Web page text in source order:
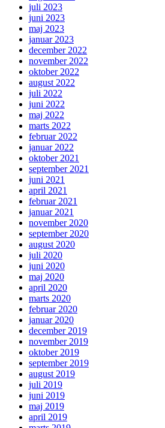
juli 2023
juni 2023
maj 2023
januar 2023
december 2022
november 2022
oktober 2022
august 2022
juli 2022
juni 2022
maj 2022
marts 2022
februar 2022
januar 2022
oktober 2021
september 2021
juni 2021
april 2021
februar 2021
januar 2021
november 2020
september 2020
august 2020
juli 2020
juni 2020
maj 2020
april 2020
marts 2020
februar 2020
januar 2020
december 2019
november 2019
oktober 2019
september 2019
august 2019
juli 2019
juni 2019
maj 2019
april 2019